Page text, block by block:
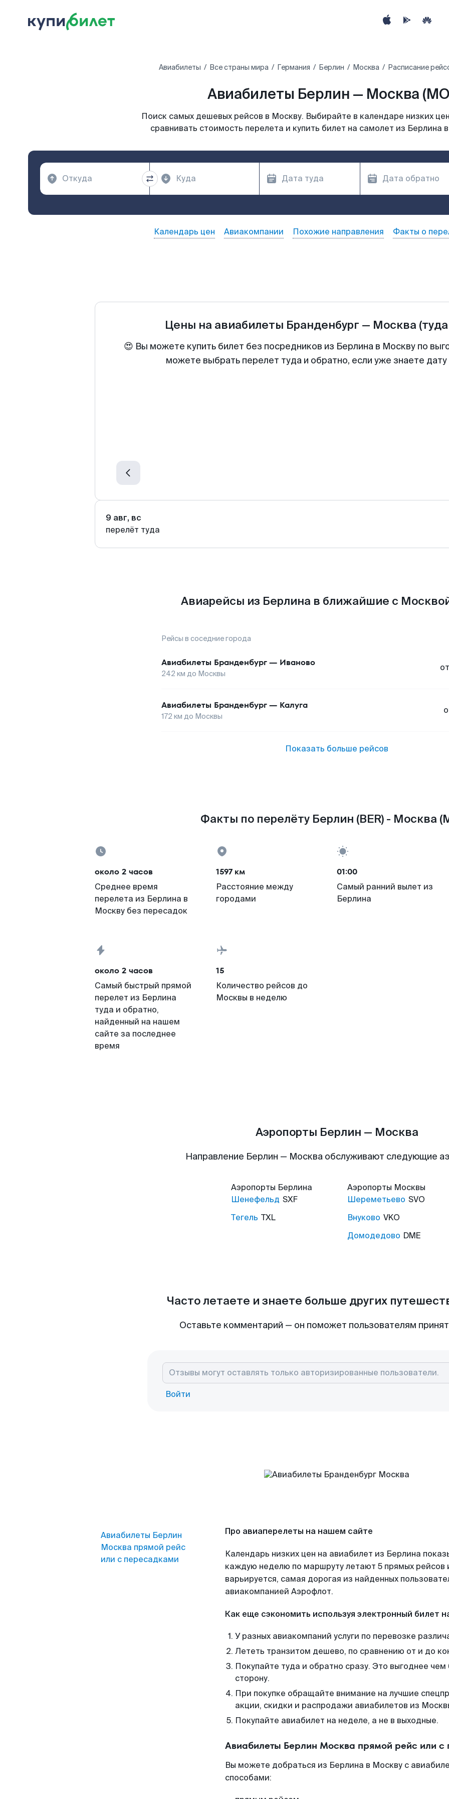
Авиабилеты Все страны мира Германия Берлин Москва Расписание
Авиабилеты Берлин — Москва
Поиск самых дешевых рейсов в Москву. Выбирайте в календаре низких
сравнивать стоимость перелета и купить билет на самолет из Берлина
Календарь цен Авиакомпании Похожие направления Факты о
Цены на авиабилеты Бранденбург — Москва
😍 Вы можете купить билет без посредников из Берлина в Москву по
можете выбрать перелет туда и обратно, если уже знаете
9 авг, вс
перелёт туда
Авиарейсы из Берлина в ближайшие с
Рейсы в соседние города
Авиабилеты Бранденбург— Иваново
242 км до Москвы
от
Авиабилеты Бранденбург— Калуга
172 км до Москвы
Показать больше рейсов
Факты по перелёту Берлин (BER) - Москва
около 2 часов
Среднее время
перелета из Берлина в
Москву без пересадок
1597 км
Расстояние между
городами
01:00
Самый ранний вылет из
Берлина
около 2 часов
Самый быстрый прямой
перелет из Берлина
туда и обратно,
найденный на нашем
сайте за последнее
время
15
Количество рейсов до
Москвы в неделю
Аэропорты Берлин — Москва
Направление Берлин — Москва обслуживают следующие
Аэропорты Берлина
Шенефельд SXF
Тегель TXL
Аэропорты Москвы
Шереметьево SVO
Внуково VKO
Домодедово DME
Часто летаете и знаете больше других
Оставьте комментарий — он поможет пользователям
Войти
Авиабилеты Берлин
Москва прямой рейс
или с пересадками
Про авиаперелеты на нашем сайте
Календарь низких цен на авиабилет из Берлина
каждую неделю по маршруту летают 5 прямых рейсов
варьируется, самая дорогая из найденных
авиакомпанией Аэрофлот.
Как еще сэкономить используя электронный билет
У разных авиакомпаний услуги по перевозке
Лететь транзитом дешево, по сравнению от и до
Покупайте туда и обратно сразу. Это выгоднее
сторону.
При покупке обращайте внимание на лучшие
акции, скидки и распродажи авиабилетов из
Покупайте авиабилет на неделе, а не в выходные.
Авиабилеты Берлин Москва прямой рейс или с
Вы можете добраться из Берлина в Москву с
способами: